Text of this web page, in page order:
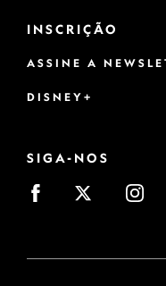
INSCRIÇÃO
ASSINE A
DISNEY+
SIGA-NOS